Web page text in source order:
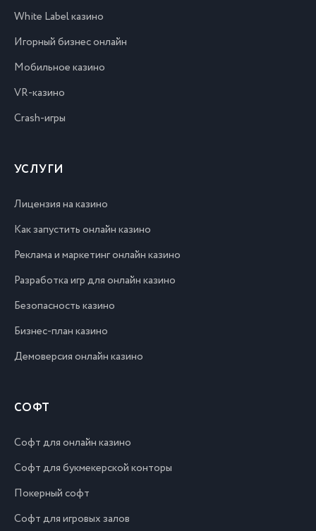
White Label казино
Игорный бизнес онлайн
Мобильное казино
VR-казино
Crash-игры
УСЛУГИ
Лицензия на казино
Как запустить онлайн казино
Реклама и маркетинг онлайн казино
Разработка игр для онлайн казино
Безопасность казино
Бизнес-план казино
Демоверсия онлайн казино
СОФТ
Софт для онлайн казино
Софт для букмекерской конторы
Покерный софт
Софт для игровых залов